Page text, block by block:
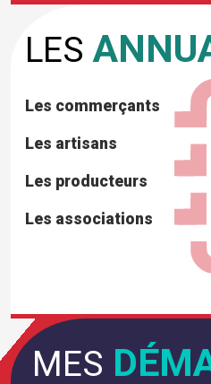
LES
Les commerçants
Les artisans
Les producteurs
Les associations
MES